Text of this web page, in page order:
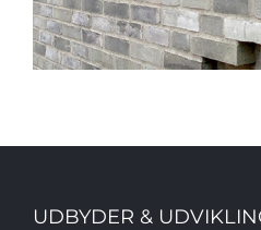
UDBYDER &